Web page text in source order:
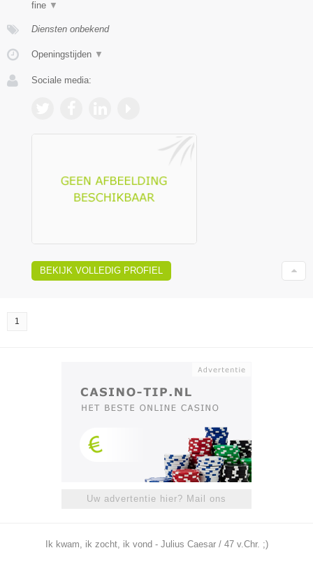
fine ▼
Diensten onbekend
Openingstijden ▼
Sociale media:
BEKIJK VOLLEDIG PROFIEL
1
Uw advertentie hier? Mail ons
Ik kwam, ik zocht, ik vond - Julius Caesar / 47 v.Chr. ;)